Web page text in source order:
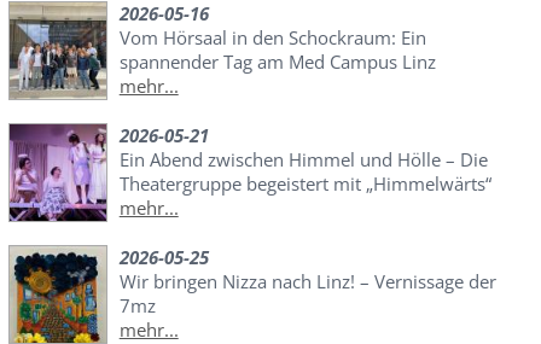
2026-05-16
Vom Hörsaal in den Schockraum: Ein
spannender Tag am Med Campus Linz
mehr...
2026-05-21
Ein Abend zwischen Himmel und Hölle – Die
Theatergruppe begeistert mit „Himmelwärts“
mehr...
2026-05-25
Wir bringen Nizza nach Linz! – Vernissage der
7mz
mehr...